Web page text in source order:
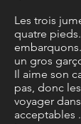
Les trois
quatre
un gros
Il aime son
pas, donc
voyager
acceptables